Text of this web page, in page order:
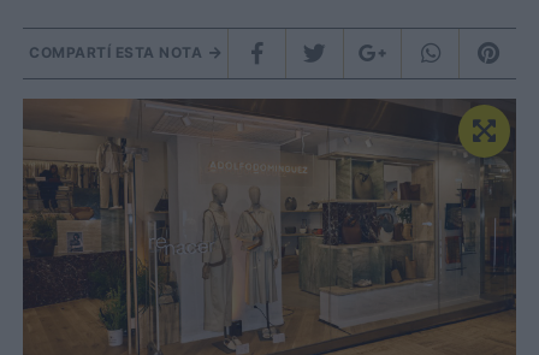
COMPARTÍ ESTA NOTA